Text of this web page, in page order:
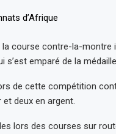
la course contre-la-montre
emparé de la médaille
de cette compétition
et deux en argent.
lors des courses sur